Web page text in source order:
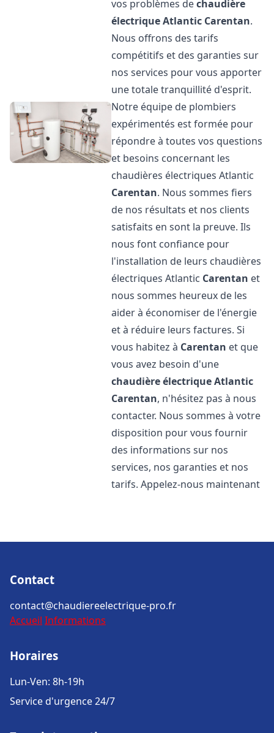
vos problèmes dechaudière
électrique Atlantic Carentan.
Nous offrons des tarifs
compétitifs et des garanties sur
nos services pour vous apporter
une totale tranquillité d'esprit.
Notre équipe de plombiers
expérimentés est formée pour
répondre à toutes vos questions
et besoins concernant les
chaudières électriques Atlantic
Carentan. Nous sommes fiers
de nos résultats et nos clients
satisfaits en sont la preuve. Ils
nous font confiance pour
l'installation de leurs chaudières
électriques Atlantic Carentan et
nous sommes heureux de les
aider à économiser de l'énergie
et à réduire leurs factures. Si
vous habitez à Carentan et que
vous avez besoin d'une
chaudière électrique Atlantic
Carentan, n'hésitez pas à nous
contacter. Nous sommes à votre
disposition pour vous fournir
des informations sur nos
services, nos garanties et nos
tarifs. Appelez-nous maintenant
Contact
contact@chaudiereelectrique-pro.fr
Accueil Informations
Horaires
Lun-Ven: 8h-19h
Service d'urgence 24/7